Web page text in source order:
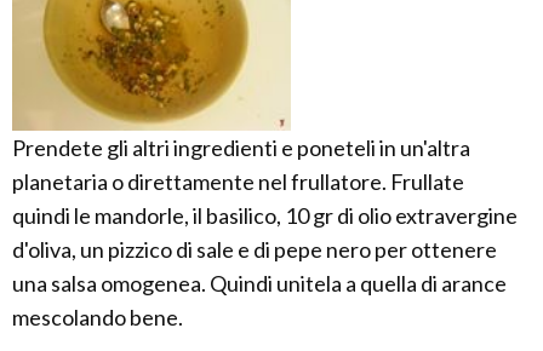
Prendete gli altri ingredienti e poneteli in un'altra
planetaria o direttamente nel frullatore. Frullate
quindi le mandorle, il basilico, 10 gr di olio extravergine
d'oliva, un pizzico di sale e di pepe nero per ottenere
una salsa omogenea. Quindi unitela a quella di arance
mescolando bene.